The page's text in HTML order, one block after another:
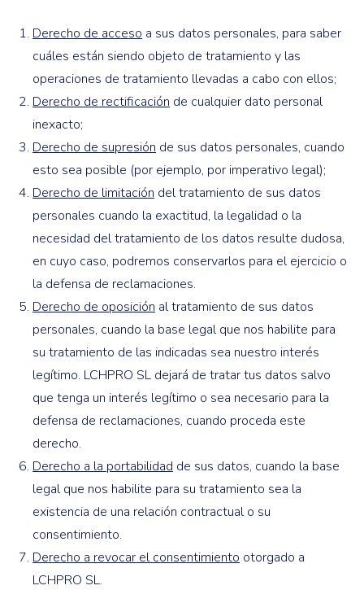
Derecho de acceso a sus datos personales, para saber
cuáles están siendo objeto de tratamiento y las
operaciones de tratamiento llevadas a cabo con ellos;
Derecho de rectificación de cualquier dato personal
inexacto;
Derecho de supresión de sus datos personales, cuando
esto sea posible (por ejemplo, por imperativo legal);
Derecho de limitación del tratamiento de sus datos
personales cuando la exactitud, la legalidad o la
necesidad del tratamiento de los datos resulte dudosa,
en cuyo caso, podremos conservarlos para el ejercicio o
la defensa de reclamaciones.
Derecho de oposición al tratamiento de sus datos
personales, cuando la base legal que nos habilite para
su tratamiento de las indicadas sea nuestro interés
legítimo. LCHPRO SL dejará de tratar tus datos salvo
que tenga un interés legítimo o sea necesario para la
defensa de reclamaciones, cuando proceda este
derecho.
Derecho a la portabilidad de sus datos, cuando la base
legal que nos habilite para su tratamiento sea la
existencia de una relación contractual o su
consentimiento.
Derecho a revocar el consentimiento otorgado a
LCHPRO SL.